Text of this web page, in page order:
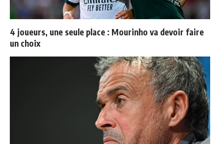
4 joueurs, une seule place : Mourinho va devoir faire
un choix